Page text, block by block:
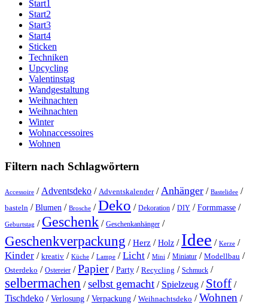
Start1
Start2
Start3
Start4
Sticken
Techniken
Upcycling
Valentinstag
Wandgestaltung
Weihnachten
Weihnachten
Winter
Wohnaccessoires
Wohnen
Filtern nach Schlagwörtern
Accessoire / Adventsdeko / Adventskalender/Anhänger / Bastelidee /
basteln /Blumen / Brosche /Deko / Dekoration / DIY /Formmasse /
Geburtstag / Geschenk / Geschenkanhänger /
Geschenkverpackung /Herz /Holz / Idee / Kerze /
Kinder / kreativ / Küche / Lampe /Licht / Mini / Miniatur / Modellbau /
Osterdeko / Ostereier /Papier /Party / Recycling / Schmuck /
selbermachen /selbst gemacht / Spielzeug / Stoff /
Tischdeko /Verlosung /Verpackung / Weihnachtsdeko /Wohnen /